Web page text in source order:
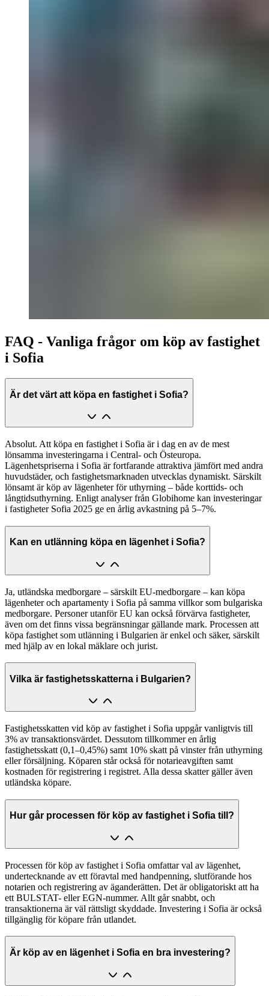
FAQ - Vanliga frågor om köp av fastighet
i Sofia
Är det värt att köpa en fastighet i Sofia?
Absolut. Att köpa en fastighet i Sofia är i dag en av de mest
lönsamma investeringarna i Central- och Östeuropa.
Lägenhetspriserna i Sofia är fortfarande attraktiva jämfört med andra
huvudstäder, och fastighetsmarknaden utvecklas dynamiskt. Särskilt
lönsamt är köp av lägenheter för uthyrning – både korttids- och
långtidsuthyrning. Enligt analyser från Globihome kan investeringar
i fastigheter Sofia 2025 ge en årlig avkastning på 5–7%.
Kan en utlänning köpa en lägenhet i Sofia?
Ja, utländska medborgare – särskilt EU-medborgare – kan köpa
lägenheter och apartamenty i Sofia på samma villkor som bulgariska
medborgare. Personer utanför EU kan också förvärva fastigheter,
även om det finns vissa begränsningar gällande mark. Processen att
köpa fastighet som utlänning i Bulgarien är enkel och säker, särskilt
med hjälp av en lokal mäklare och jurist.
Vilka är fastighetsskatterna i Bulgarien?
Fastighetsskatten vid köp av fastighet i Sofia uppgår vanligtvis till
3% av transaktionsvärdet. Dessutom tillkommer en årlig
fastighetsskatt (0,1–0,45%) samt 10% skatt på vinster från uthyrning
eller försäljning. Köparen står också för notarieavgiften samt
kostnaden för registrering i registret. Alla dessa skatter gäller även
utländska köpare.
Hur går processen för köp av fastighet i Sofia till?
Processen för köp av fastighet i Sofia omfattar val av lägenhet,
undertecknande av ett föravtal med handpenning, slutförande hos
notarien och registrering av äganderätten. Det är obligatoriskt att ha
ett BULSTAT- eller EGN-nummer. Allt går snabbt, och
transaktionerna är väl rättsligt skyddade. Investering i Sofia är också
tillgänglig för köpare från utlandet.
Är köp av en lägenhet i Sofia en bra investering?